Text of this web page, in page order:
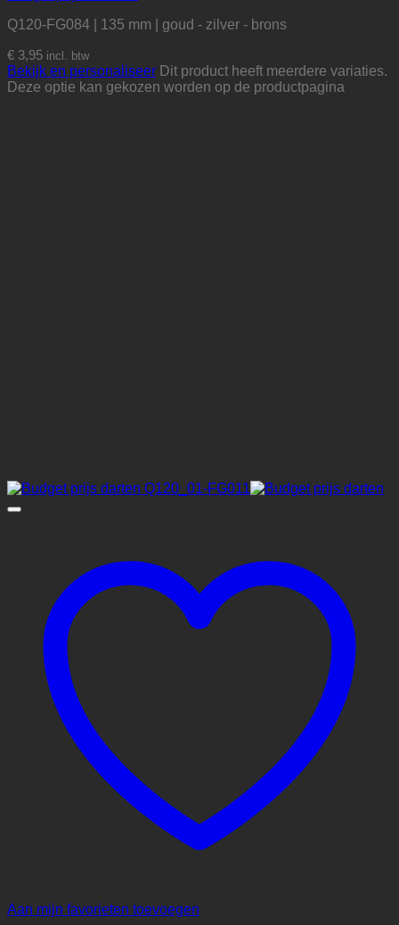
Q120-FG084 | 135 mm | goud - zilver - brons
€ 3,95 incl. btw
Bekijk en personaliseer Dit product heeft meerdere variaties.
Deze optie kan gekozen worden op de productpagina
Aan mijn favorieten toevoegen